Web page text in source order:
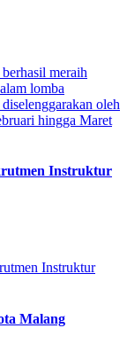
Instruktur
Malang